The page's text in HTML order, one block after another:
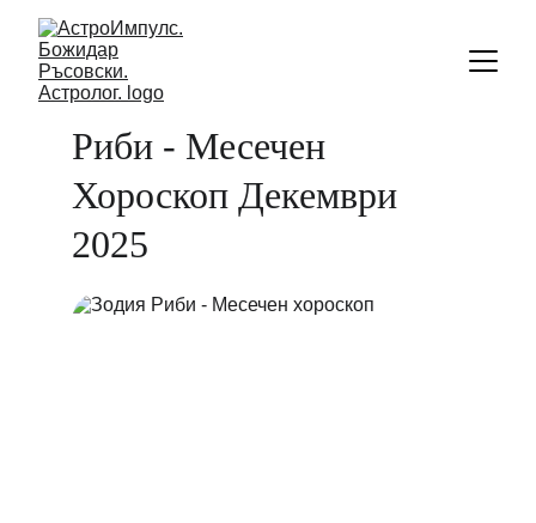
Риби - Месечен
Хороскоп Декември
2025